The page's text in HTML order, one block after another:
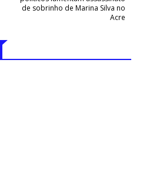
de sobrinho de Marina Silva no
Acre